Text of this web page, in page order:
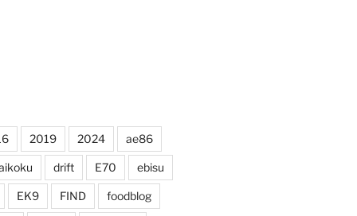
2019 2024 ae86
drift E70 ebisu
EK9 FIND foodblog